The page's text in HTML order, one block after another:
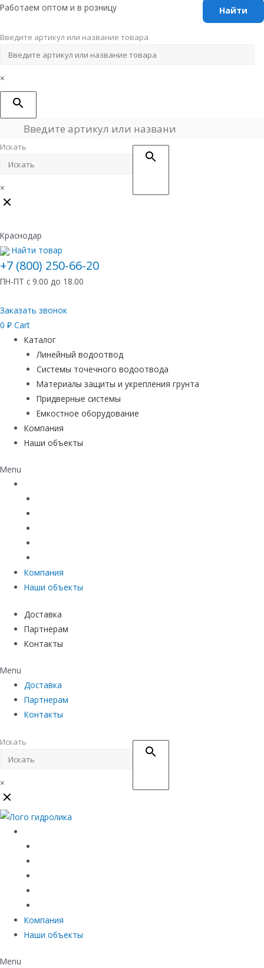
Перейти
содержимому
Работаем оптом и в розницу
Введите артикул или название товара
×
Искать
×
Краснодар
Найти товар
+7 (800) 250-66-20
ПН-ПТ с 9.00 до 18.00
Заказать звонок
0 ₽ Cart
Каталог
Линейный водоотвод
Системы точечного водоотвода
Материалы защиты и укрепления грунта
Придверные системы
Емкостное оборудование
Компания
Наши объекты
Menu
Компания
Наши объекты
Доставка
Партнерам
Контакты
Menu
Доставка
Партнерам
Контакты
Искать
×
Компания
Наши объекты
Menu